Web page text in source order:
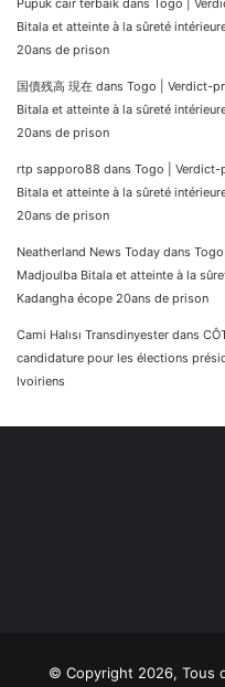
Pupuk cair terbaik dans Togo |
Bitala et atteinte à la sûreté
20ans de prison
国債残高 現在 dans Togo | Verdict-
Bitala et atteinte à la sûreté
20ans de prison
rtp sapporo88 dans Togo | Verdict-
Bitala et atteinte à la sûreté
20ans de prison
Neatherland News Today dans
Madjoulba Bitala et atteinte à la
Kadangha écope 20ans de prison
Cami Halısı Transdinyester dans
candidature pour les élections
Ivoiriens
© Copyright 2026, Tous